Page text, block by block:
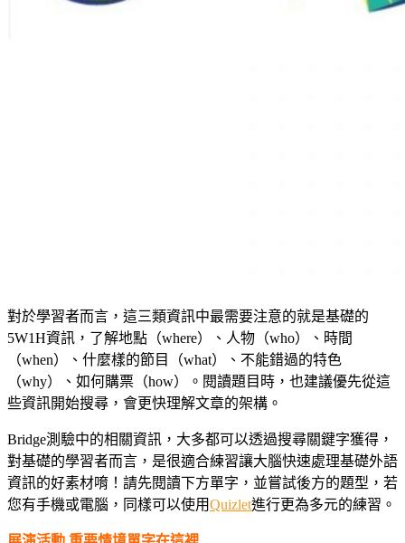
對於學習者而言，這三類資訊中最需要注意的就是基礎的
5W1H資訊，了解地點（where）、人物（who）、時間
（when）、什麼樣的節目（what）、不能錯過的特色
（why）、如何購票（how）。閱讀題目時，也建議優先從這
些資訊開始搜尋，會更快理解文章的架構。
Bridge測驗中的相關資訊，大多都可以透過搜尋關鍵字獲得，
對基礎的學習者而言，是很適合練習讓大腦快速處理基礎外語
資訊的好素材唷！請先閱讀下方單字，並嘗試後方的題型，若
您有手機或電腦，同樣可以使用Quizlet進行更為多元的練習。